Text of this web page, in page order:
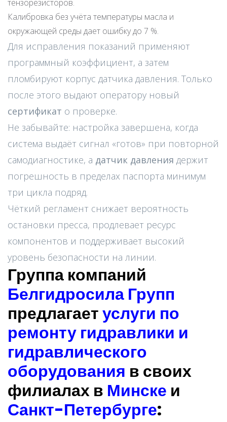
тензорезисторов.
Калибровка без учёта температуры масла и
окружающей среды дает ошибку до 7 %.
Для исправления показаний применяют
программный коэффициент, а затем
пломбируют корпус датчика давления. Только
после этого выдают оператору новый
сертификат о проверке.
Не забывайте: настройка завершена, когда
система выдаёт сигнал «готов» при повторной
самодиагностике, а датчик давления держит
погрешность в пределах паспорта минимум
три цикла подряд.
Чёткий регламент снижает вероятность
остановки пресса, продлевает ресурс
компонентов и поддерживает высокий
уровень безопасности на линии.
Группа компаний
Белгидросила Групп
предлагаетуслуги по
ремонту гидравлики и
гидравлического
оборудования в своих
филиалах в Минске и
Санкт-Петербурге: